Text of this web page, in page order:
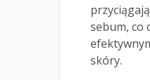
sebum, co
skóry.